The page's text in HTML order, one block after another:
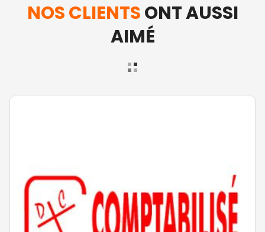
NOS CLIENTSONT AUSSI
AIMÉ